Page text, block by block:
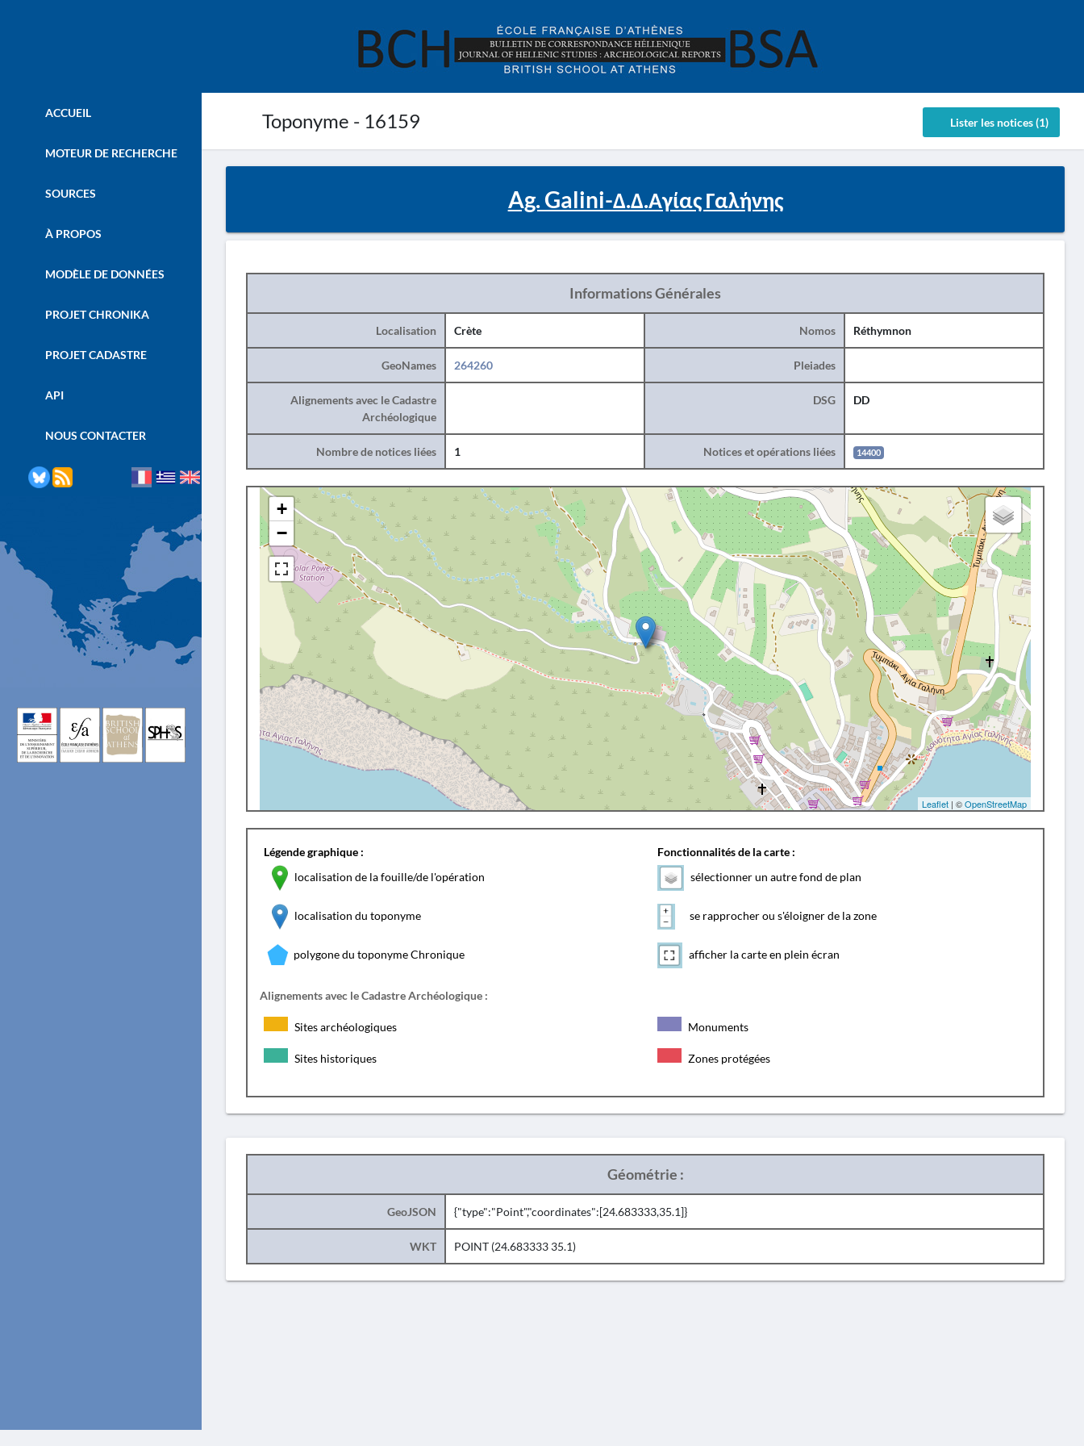
Toponyme - 16159 Lister les notices (1)
ACCUEIL
MOTEUR DE RECHERCHE
SOURCES
À PROPOS
MODÈLE DE DONNÉES
PROJET CHRONIKA
PROJET CADASTRE
API
NOUS CONTACTER
Ag. Galini-Δ.Δ.Αγίας Γαλήνης
Informations Générales
Localisation Crète Nomos Réthymnon
GeoNames 264260 Pleiades
Alignements avec le Cadastre
Archéologique
DSG DD
Nombre de notices liées 1 Notices et opérations liées 14400
+
−
Leaflet | ©OpenStreetMap
Légende graphique :
localisation de la fouille/de l'opération
localisation du toponyme
polygone du toponyme Chronique
Fonctionnalités de la carte :
sélectionner un autre fond de plan
se rapprocher ou s'éloigner de la zone
afficher la carte en plein écran
Alignements avec le Cadastre Archéologique :
Sites archéologiques Monuments
Sites historiques Zones protégées
Géométrie :
GeoJSON {"type":"Point","coordinates":[24.683333,35.1]}
WKT POINT (24.683333 35.1)